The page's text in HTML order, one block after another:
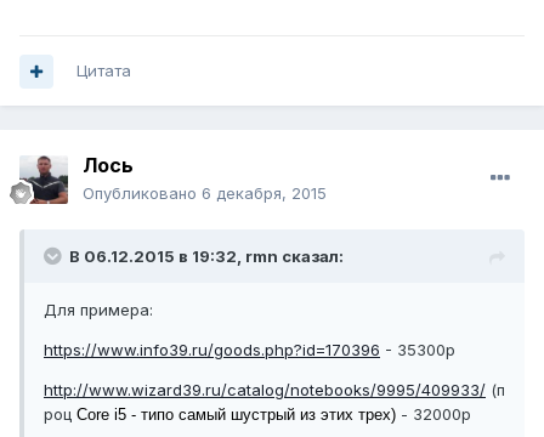
Цитата
Лось
Опубликовано 6 декабря, 2015
В 06.12.2015 в 19:32, rmn сказал:
Для примера:
https://www.info39.ru/goods.php?id=170396 - 35300р
http://www.wizard39.ru/catalog/notebooks/9995/409933/ (п
роц Core i5 - типо самый шустрый из этих трех) - 32000р